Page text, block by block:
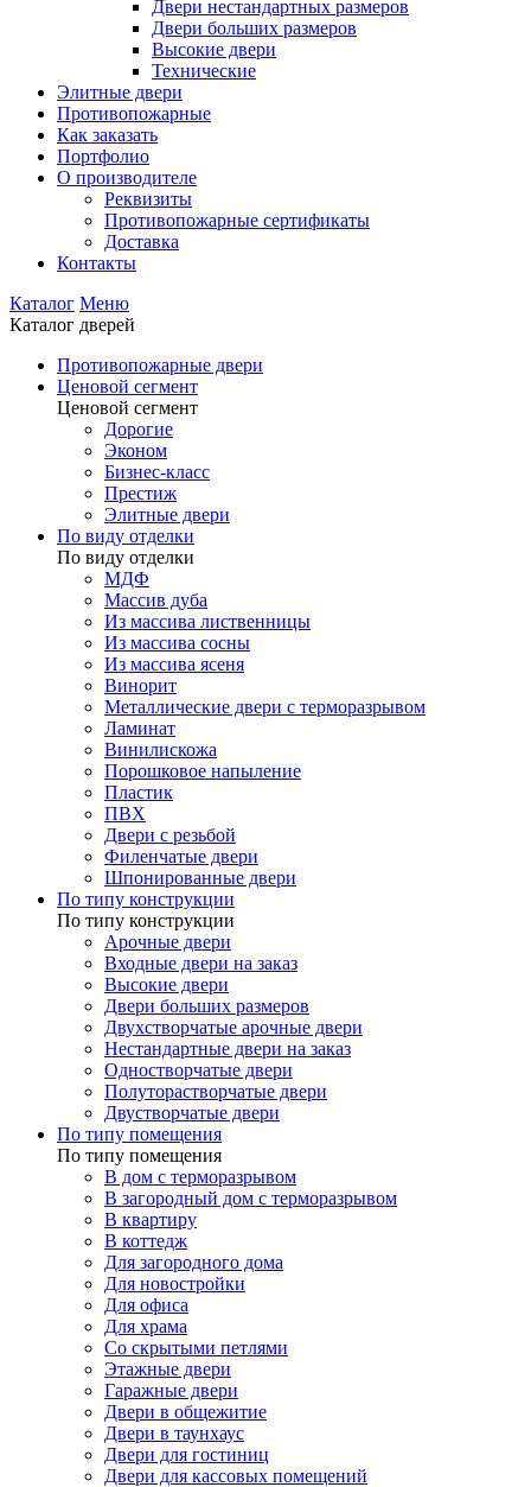
Двери нестандартных размеров
Двери больших размеров
Высокие двери
Технические
Элитные двери
Противопожарные
Как заказать
Портфолио
О производителе
Реквизиты
Противопожарные сертификаты
Доставка
Контакты
Каталог Меню
Каталог дверей
Противопожарные двери
Ценовой сегмент
Ценовой сегмент
Дорогие
Эконом
Бизнес-класс
Престиж
Элитные двери
По виду отделки
По виду отделки
МДФ
Массив дуба
Из массива лиственницы
Из массива сосны
Из массива ясеня
Винорит
Металлические двери с терморазрывом
Ламинат
Винилискожа
Порошковое напыление
Пластик
ПВХ
Двери с резьбой
Филенчатые двери
Шпонированные двери
По типу конструкции
По типу конструкции
Арочные двери
Входные двери на заказ
Высокие двери
Двери больших размеров
Двухстворчатые арочные двери
Нестандартные двери на заказ
Одностворчатые двери
Полуторастворчатые двери
Двустворчатые двери
По типу помещения
По типу помещения
В дом с терморазрывом
В загородный дом с терморазрывом
В квартиру
В коттедж
Для загородного дома
Для новостройки
Для офиса
Для храма
Со скрытыми петлями
Этажные двери
Гаражные двери
Двери в общежитие
Двери в таунхаус
Двери для гостиниц
Двери для кассовых помещений